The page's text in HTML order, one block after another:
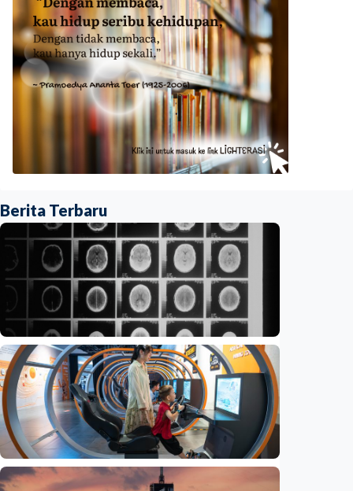
Berita Terbaru
Iptek
Ilmuwan kembangkan nanopartikel yang
membantu ahli bedah melacak dan
membunuh kanker otak mematikan
Indonesia•07 Aug 2026
Iptek